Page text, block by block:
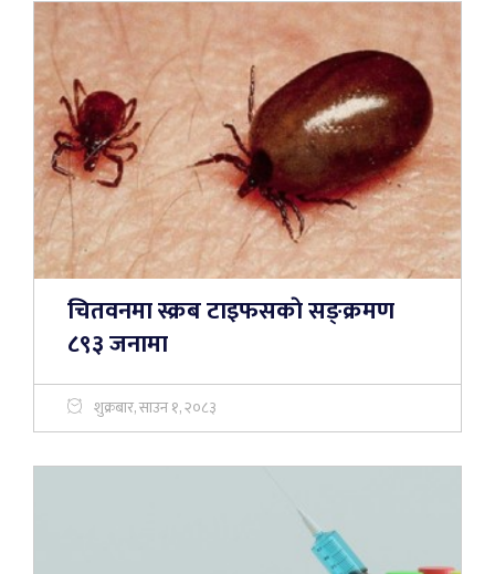
चितवनमा स्क्रब टाइफसकाे सङ्क्रमण
८९३ जनामा
शुक्रबार, साउन १, २०८३